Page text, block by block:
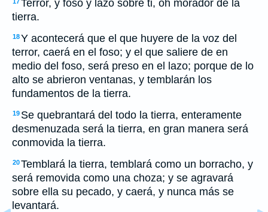
Terror, y foso y lazo sobre ti, oh morador de la
tierra.
18Y acontecerá que el que huyere de la voz del
terror, caerá en el foso; y el que saliere de en
medio del foso, será preso en el lazo; porque de lo
alto se abrieron ventanas, y temblarán los
fundamentos de la tierra.
19 Se quebrantará del todo la tierra, enteramente
desmenuzada será la tierra, en gran manera será
conmovida la tierra.
20Temblará la tierra, temblará como un borracho, y
será removida como una choza; y se agravará
sobre ella su pecado, y caerá, y nunca más se
levantará.